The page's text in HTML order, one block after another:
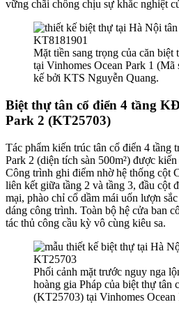
vững chãi chống chịu sự khắc nghiệt
Mặt tiền sang trọng của căn biệt
tại Vinhomes Ocean Park 1
kế bởi KTS Nguyễn Quang.
Biệt thự tân cổ điển 4 tầng
Park 2 (KT25703)
Tác phẩm kiến trúc tân cổ điển 4 tầng
Park 2 (diện tích sàn 500m²) được
Công trình ghi điểm nhờ hệ thống cột
liên kết giữa tầng 2 và tầng 3, đầu cột
mại, phào chỉ cổ dầm mái uốn lượn
dáng công trình. Toàn bộ hệ cửa ban
tác thủ công cầu kỳ vô cùng kiêu sa.
Phối cảnh mặt trước nguy nga
hoàng gia Pháp của biệt thự tân
(KT25703) tại Vinhomes Ocean